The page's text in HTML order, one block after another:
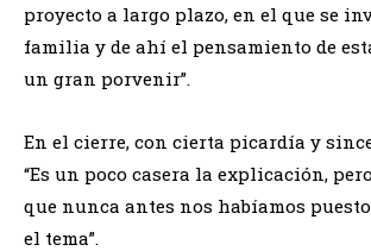
proyecto a largo plazo, en el que se
familia y de ahí el pensamiento de
un gran porvenir”.
En el cierre, con cierta picardía y
“Es un poco casera la explicación,
que nunca antes nos habíamos
el tema”.